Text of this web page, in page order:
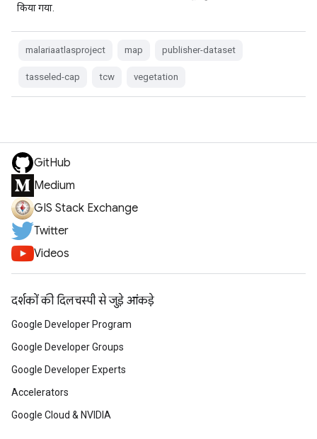
किया गया.
malariaatlasproject map publisher-dataset
tasseled-cap tcw vegetation
GitHub
Medium
GIS Stack Exchange
Twitter
Videos
दर्शकों की दिलचस्पी से जुड़े आंकड़े
Google Developer Program
Google Developer Groups
Google Developer Experts
Accelerators
Google Cloud & NVIDIA